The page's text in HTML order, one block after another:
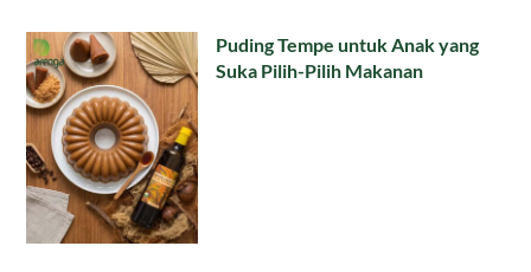
Puding Tempe untuk Anak yang
Suka Pilih-Pilih Makanan